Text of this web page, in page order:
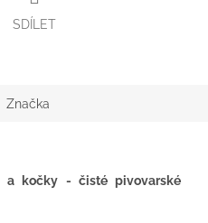
SDÍLET
Značka
a kočky - čisté pivovarské